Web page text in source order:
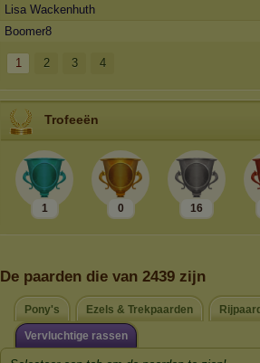
Lisa Wackenhuth
Boomer8
1 2 3 4
Trofeeën
1 0 16
De paarden die van 2439 zijn
Pony's Ezels & Trekpaarden
Vervluchtige rassen